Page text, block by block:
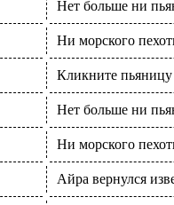
Нет больше ни
Ни морского
Кликните
Нет больше ни
Ни морского
Айра вернулся